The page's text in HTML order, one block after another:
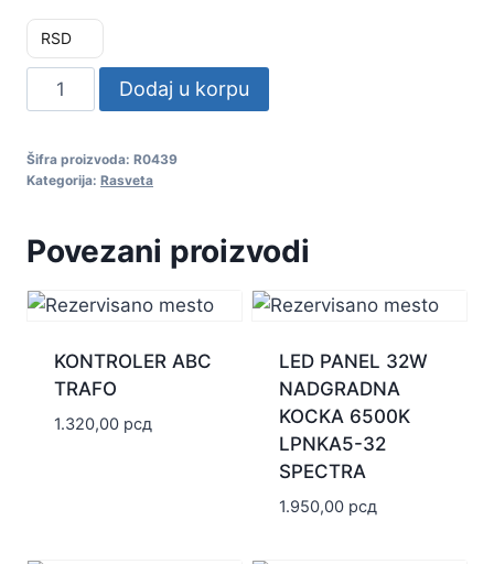
RSD
LED
SIJALICA
E27
G45
V-
TAC
Dodaj u korpu
Šifra proizvoda: R0439
Kategorija: Rasveta
Povezani proizvodi
KONTROLER ABC
TRAFO
1.320,00 рсд
LED PANEL 32W
NADGRADNA
KOCKA 6500K
LPNKA5-32
SPECTRA
1.950,00 рсд